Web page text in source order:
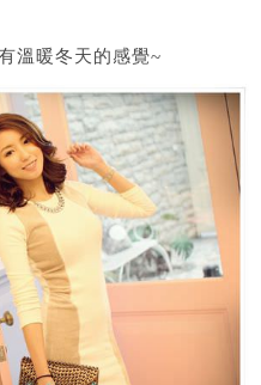
溫暖冬天的感覺~